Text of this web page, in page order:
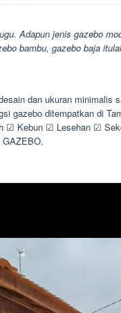
Adapun jenis gazebo
bambu, gazebo baja
dan ukuran minimalis
gazebo ditempatkan di
☑ Kebun ☑ Lesehan ☑